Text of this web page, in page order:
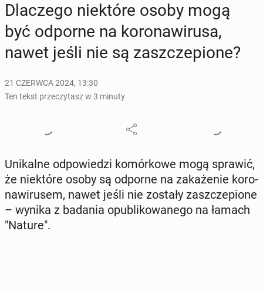
Dla­cze­go nie­któ­re osoby mogą
być odporne na ko­ro­na­wi­ru­sa,
nawet jeśli nie są za­szcze­pio­ne?
21 CZERWCA 2024, 13:30
Ten tekst przeczytasz w 3 minuty
Uni­kal­ne od­po­wie­dzi ko­mór­ko­we mogą sprawić,
że nie­któ­re osoby są odporne na za­ka­że­nie ko­ro­
na­wi­ru­sem, nawet jeśli nie zostały za­szcze­pio­ne
– wynika z badania opu­bli­ko­wa­ne­go na łamach
"Nature".